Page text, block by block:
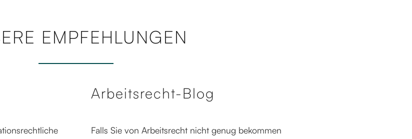
EMPFEHLUNGEN
Arbeitsrecht-Blog
Falls Sie von Arbeitsrecht nicht genug bekommen